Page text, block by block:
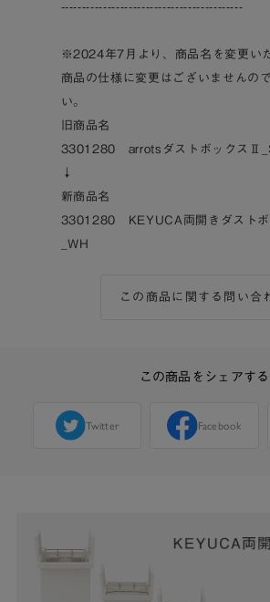
-------------------------------------------
※2024年7月より、商品名を変更い
商品の仕様に変更はございませんの
い。
旧商品名
3301280 arrotsダストボックス
↓
新商品名
3301280 KEYUCA両開きダスト
_WH
この商品に関する問い合
この商品をシェアする
Twitter Facebook